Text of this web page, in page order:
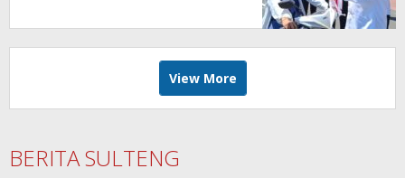
View More
BERITA SULTENG